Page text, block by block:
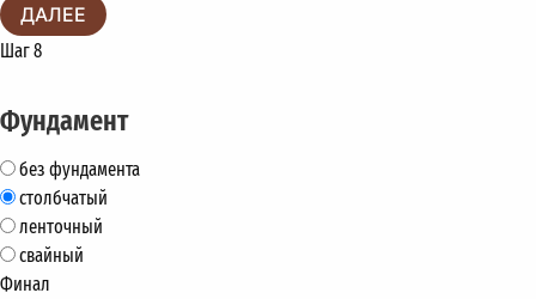
ДАЛЕЕ
Шаг 8
Фундамент
без фундамента
столбчатый
ленточный
свайный
Финал